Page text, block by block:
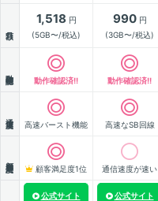
1,518 円
(5GB〜/税込)
990円
(3GB〜/税込)
動作確認済!! 動作確認済!!
高速バースト機能 高速なSB回線
顧客満足度1位 通信速度が速い
公式サイト 公式サイト